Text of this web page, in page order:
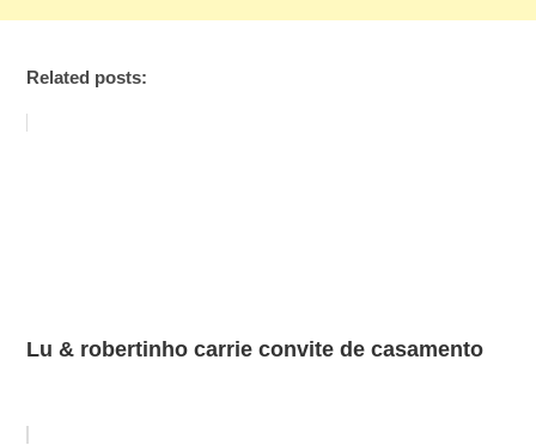
Related posts:
Lu & robertinho carrie convite de casamento